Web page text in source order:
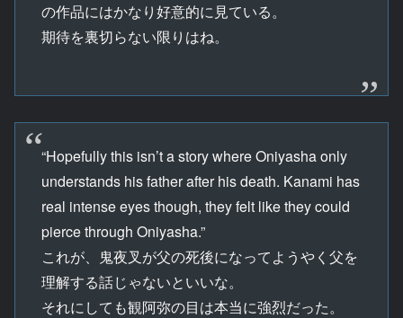
の作品にはかなり好意的に見ている。
期待を裏切らない限りはね。
“Hopefully this isn’t a story where Oniyasha only
understands his father after his death. Kanami has
real intense eyes though, they felt like they could
pierce through Oniyasha.”
これが、鬼夜叉が父の死後になってようやく父を
理解する話じゃないといいな。
それにしても観阿弥の目は本当に強烈だった。